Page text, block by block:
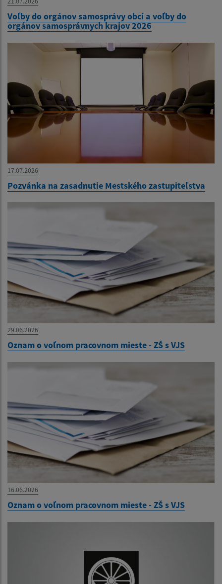
Voľby do orgánov samosprávy obcí a voľby do
orgánov samosprávnych krajov 2026
17.07.2026
Pozvánka na zasadnutie Mestského zastupiteľstva
29.06.2026
Oznam o voľnom pracovnom mieste - ZŠ s VJS
16.06.2026
Oznam o voľnom pracovnom mieste - ZŠ s VJS